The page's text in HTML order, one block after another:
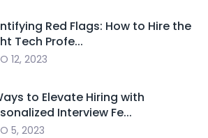
Red Flags: How to Hire the
Tech Profe...
12, 2023
to Elevate Hiring with
Interview Fe...
5, 2023